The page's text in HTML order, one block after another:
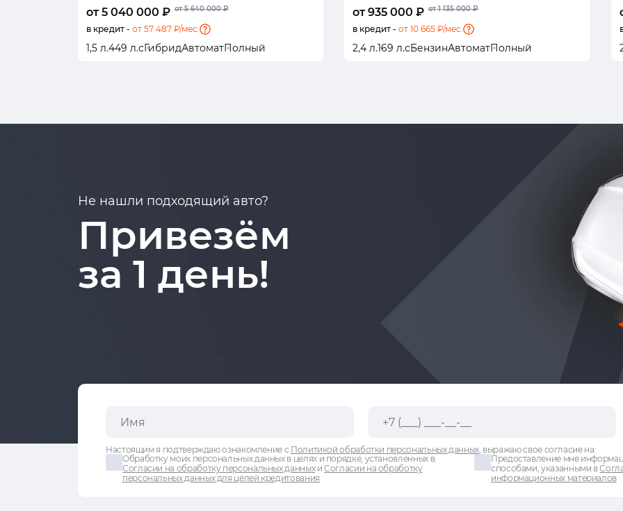
от 5 040 000 ₽ от 5 640 000 ₽
в кредит - от 57 487 ₽/мес.
1,5 л.449 л.сГибридАвтоматПолный
от 935 000 ₽ от 1 135 000 ₽
в кредит - от 10 665 ₽/мес.
2,4 л.169 л.сБензинАвтоматПолный
Не нашли подходящий авто?
Привезём
за 1 день!
Настоящим я подтверждаю ознакомление с Политикой обработки персональных данных, выражаю свое согласие на:
Обработку моих персональных данных в целях и порядке, установленных в
Согласии на обработку персональных данныхиСогласии на обработку
персональных данных для целей кредитования
Предоставление мне
способами, указанными в
информационных материалов